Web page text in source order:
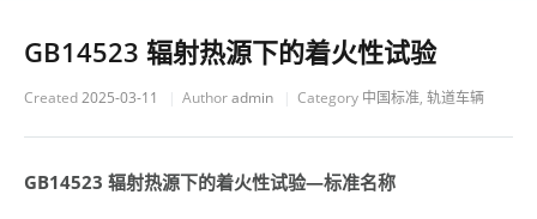
GB14523 辐射热源下的着火性试验
Created2025-03-11 Authoradmin Category 中国标准, 轨道车辆
GB14523 辐射热源下的着火性试验—标准名称